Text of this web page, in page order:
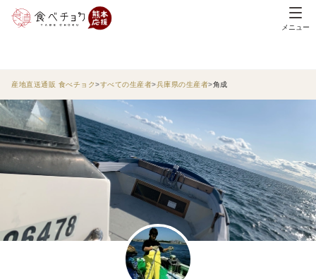
メニュー
産地直送通販 食べチョク すべての生産者 兵庫県の生産者 角成